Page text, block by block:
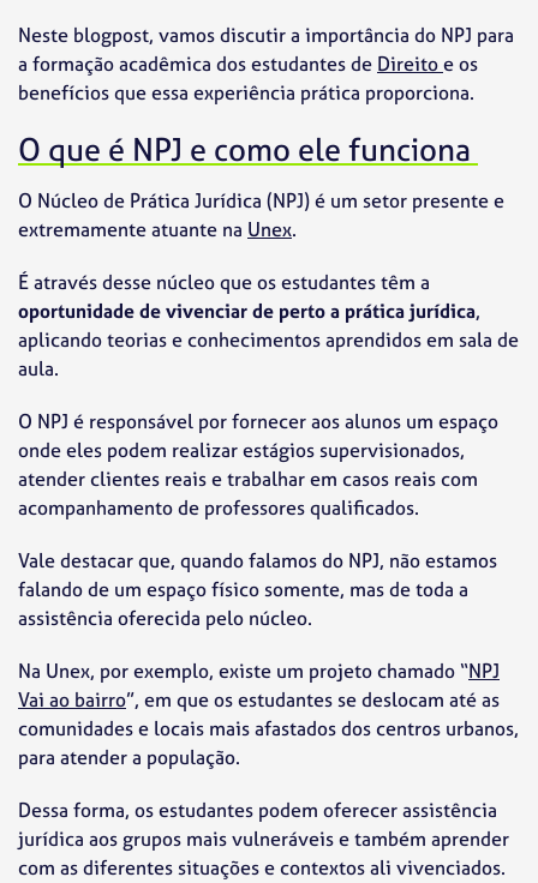
Neste blogpost, vamos discutir a importância do NPJ para
a formação acadêmica dos estudantes de Direitoe os
benefícios que essa experiência prática proporciona.
O que é NPJ e como ele funciona
O Núcleo de Prática Jurídica (NPJ) é um setor presente e
extremamente atuante na Unex.
É através desse núcleo que os estudantes têm a
oportunidade de vivenciar de perto a prática jurídica,
aplicando teorias e conhecimentos aprendidos em sala de
aula.
O NPJ é responsável por fornecer aos alunos um espaço
onde eles podem realizar estágios supervisionados,
atender clientes reais e trabalhar em casos reais com
acompanhamento de professores qualificados.
Vale destacar que, quando falamos do NPJ, não estamos
falando de um espaço físico somente, mas de toda a
assistência oferecida pelo núcleo.
Na Unex, por exemplo, existe um projeto chamado “NPJ
Vai ao bairro”, em que os estudantes se deslocam até as
comunidades e locais mais afastados dos centros urbanos,
para atender a população.
Dessa forma, os estudantes podem oferecer assistência
jurídica aos grupos mais vulneráveis e também aprender
com as diferentes situações e contextos ali vivenciados.